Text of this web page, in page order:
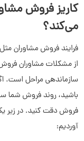
کاریز فروش
می‌کند؟
فرایند فروش مشاوران
از مشکلات مشاوران فروش
سازماندهی مراحل است.
باشید، روند فروش شما
فروش دقت کنید. در زیر
آوردیم: